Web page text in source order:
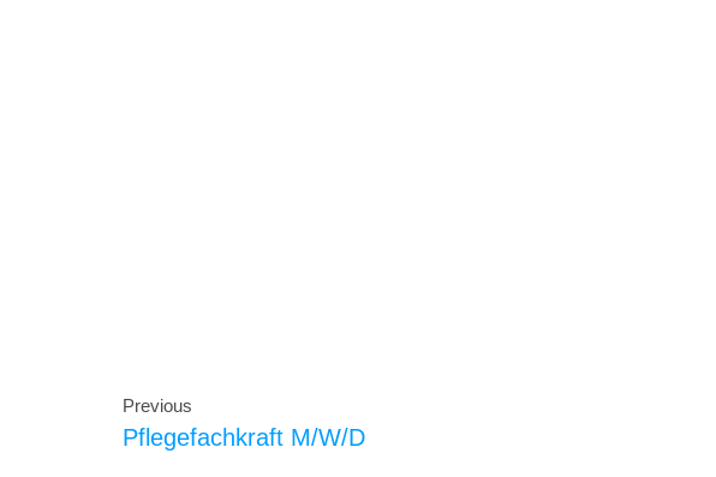
Previous
Pflegefachkraft M/w/d